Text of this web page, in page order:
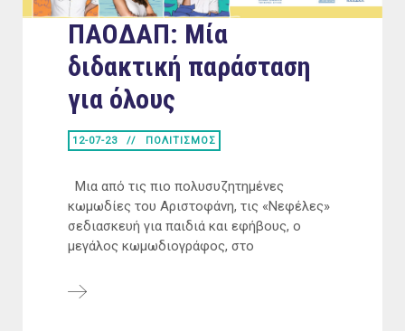
ΠΑΟΔΑΠ: Μία
διδακτική παράσταση
για όλους
12-07-23 ΠΟΛΙΤΙΣΜΟΣ
Μια από τις πιο πολυσυζητημένες
κωμωδίες του Αριστοφάνη, τις «Νεφέλες»
σεδιασκευή για παιδιά και εφήβους, ο
μεγάλος κωμωδιογράφος, στο